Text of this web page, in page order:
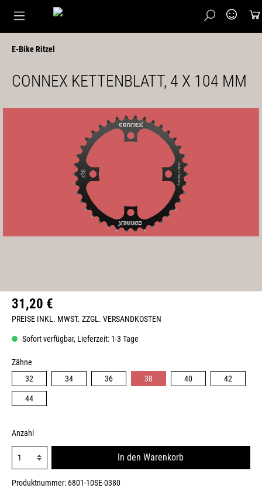
E-Bike Ritzel
CONNEX KETTENBLATT, 4 X 104 MM
31,20 €
PREISE INKL. MWST. ZZGL. VERSANDKOSTEN
Sofort verfügbar, Lieferzeit: 1-3 Tage
Zähne
32
34 36 38 40 42
44
Anzahl
In den Warenkorb
Produktnummer: 6801-10SE-0380